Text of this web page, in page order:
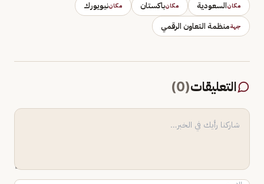
مكانالسعودية مكانباكستان مكاننيويورك
جهةمنظمة التعاون الرقمي
التعليقات(
0
)